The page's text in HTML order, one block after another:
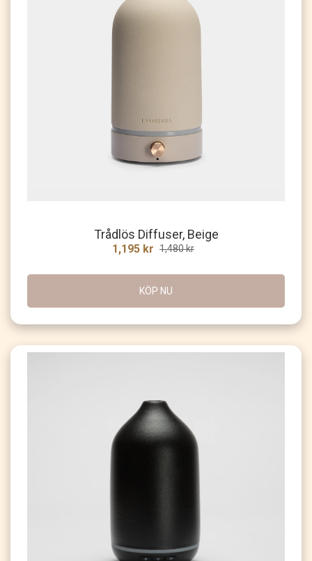
Trådlös Diffuser, Beige
1,195 kr 1,480 kr
KÖP NU